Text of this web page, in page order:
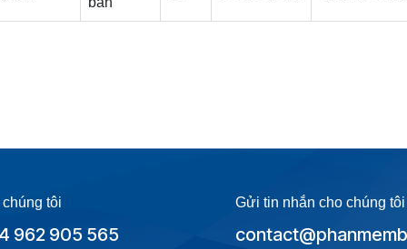
tôi
962 905 565
Gửi tin nhắn cho chúng tôi